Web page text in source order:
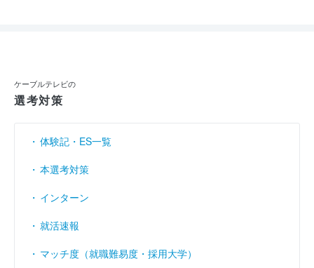
ケーブルテレビの
選考対策
体験記・ES一覧
本選考対策
インターン
就活速報
マッチ度（就職難易度・採用大学）